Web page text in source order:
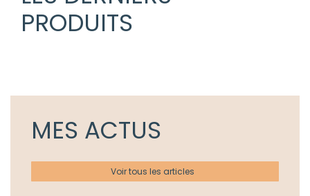
PRODUITS
MES ACTUS
Voir tous les articles